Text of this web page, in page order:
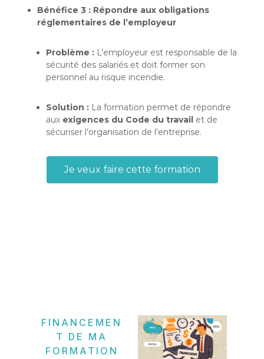
Bénéfice 3 : Répondre aux obligations
réglementaires de l’employeur
Problème : L’employeur est responsable de la
sécurité des salariés et doit former son
personnel au risque incendie.
Solution : La formation permet de répondre
aux exigences du Code du travail et de
sécuriser l’organisation de l’entreprise.
Je veux faire cette formation
FINANCEMEN
T DE MA
FORMATION